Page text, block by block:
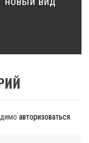
авторизоваться.